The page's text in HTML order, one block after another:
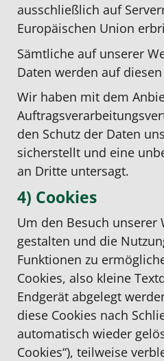
ausschließlich auf
Europäischen Union
Sämtliche auf unserer
Daten werden auf
Wir haben mit dem
den Schutz der Daten
sicherstellt und eine
an Dritte untersagt.
4) Cookies
Um den Besuch unserer
gestalten und die
Funktionen zu
Cookies, also kleine
Endgerät abgelegt
diese Cookies nach
automatisch wieder
Cookies“), teilweise